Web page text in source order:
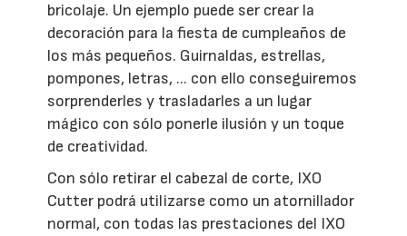
bricolaje. Un ejemplo puede ser crear la
decoración para la fiesta de cumpleaños de
los más pequeños. Guirnaldas, estrellas,
pompones, letras, ... con ello conseguiremos
sorprenderles y trasladarles a un lugar
mágico con sólo ponerle ilusión y un toque
de creatividad.
Con sólo retirar el cabezal de corte, IXO
Cutter podrá utilizarse como un atornillador
normal, con todas las prestaciones del IXO